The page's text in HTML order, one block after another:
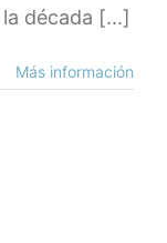
década [...]
Más información